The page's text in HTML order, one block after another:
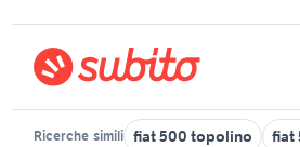
Ricerche simili fiat 500 topolino fiat